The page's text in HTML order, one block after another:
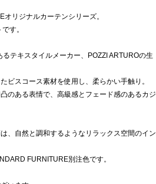
リジナルカーテンシリーズ。
す。
テキスタイルメーカー、POZZI ARTUROの生
ビスコース素材を使用し、柔らかい手触り。
のある表情で、高級感とフェード感のあるカジ
、自然と調和するようなリラックス空間のイン
FURNITURE別注色です。